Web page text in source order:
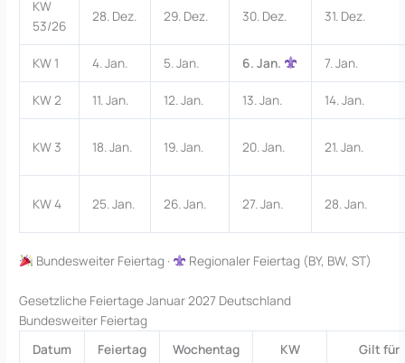
KW
53/26
28. Dez. 29. Dez. 30. Dez. 31. Dez.
KW 1 4. Jan. 5. Jan. 6. Jan. 7. Jan.
KW 2 11. Jan. 12. Jan. 13. Jan. 14. Jan.
KW 3 18. Jan. 19. Jan. 20. Jan. 21. Jan.
KW 4 25. Jan. 26. Jan. 27. Jan. 28. Jan.
Bundesweiter Feiertag · Regionaler Feiertag (BY, BW, ST)
Gesetzliche Feiertage Januar 2027 Deutschland
Bundesweiter Feiertag
Datum
Feiertag Wochentag KW Gilt für